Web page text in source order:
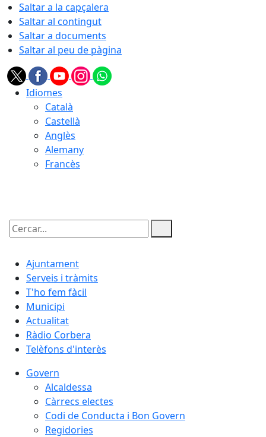
Saltar a la capçalera
Saltar al contingut
Saltar a documents
Saltar al peu de pàgina
Idiomes
Català
Castellà
Anglès
Alemany
Francès
Cercar:
Ajuntament
Serveis i tràmits
T'ho fem fàcil
Municipi
Actualitat
Ràdio Corbera
Telèfons d'interès
Govern
Alcaldessa
Càrrecs electes
Codi de Conducta i Bon Govern
Regidories